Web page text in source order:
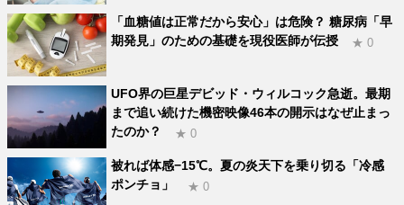
「血糖値は正常だから安心」は危険？ 糖尿病「早
期発見」のための基礎を現役医師が伝授
★ 0
UFO界の巨星デビッド・ウィルコック急逝。最期
まで追い続けた機密映像46本の開示はなぜ止まっ
たのか？
★ 0
被れば体感−15℃。夏の炎天下を乗り切る「冷感
ポンチョ」
★ 0